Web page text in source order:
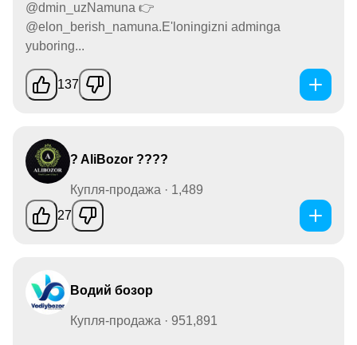
@dmin_uzNamuna 👉
@elon_berish_namuna.E'loningizni adminga
yuboring...
137
? AliBozor ????
Купля-продажа · 1,489
27
Водий бозор
Купля-продажа · 951,891